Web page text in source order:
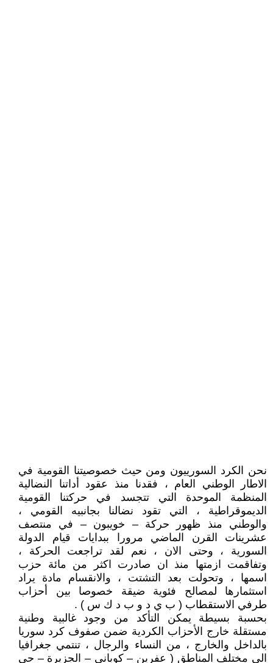
نحن الكرد السورييون ومن حيث خصوصيتنا القومية في
الاطار الوطني العام ، فقدنا منذ عقود أداتنا النضالية
المنظمة الموحدة التي تتجسد في حركتنا القومية
الديموقراطية ، التي تقود نضالنا بجانبيه القومي ،
والوطني منذ ظهور حركة – خويبون – في منتصف
عشرينات القرن الماضي مرورا ببدايات قيام الدولة
السورية ، وحتى الان ، نعم لقد تراجعت الحركة ،
وتفاقمت ازمتها منذ ان صادرت اكثر من مائة حزب
اسمها ، وتحولت بعد التشتت ، والانقسام مادة يراد
استثمارها لمصالح فئوية ضيقة خصوصا بين أحزاب
طرفي الاستقطاب ( ب ي د و ب د ك س ) .
بحسبة بسيطة يمكن التأكد من وجود غالبية وطنية
مستقلة خارج الأحزاب الكردية ضمن صفوف كرد سوريا
بالداخل والخارج ، من النساء والرجال ، تنتمي جغرافيا
الى مختلف المناطق ( عفرين – كوباني – الجزيرة – حي